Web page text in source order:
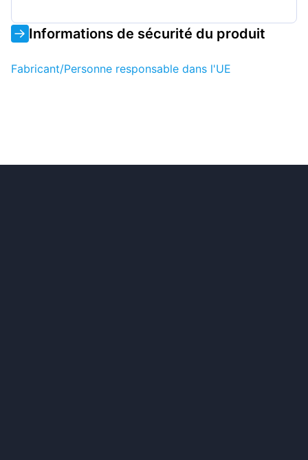
Informations de sécurité du produit
Fabricant/Personne responsable dans l'UE